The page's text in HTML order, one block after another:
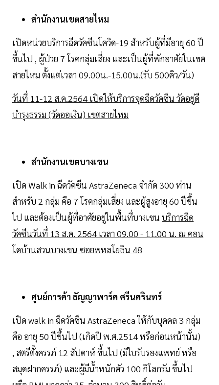
สำนักงานเขตสายไหม
เปิดหน่วยบริการฉีดวัคซีนโควิด-19 สำหรับผู้ที่มีอายุ 60 ปี
ขึ้นไป , ผู้ป่วย 7 โรคกลุ่มเสี่ยง และเป็นผู้ที่พักอาศัยในเขต
สายไหม ตั้งแต่เวลา 09.00น.-15.00น.(รับ 500คิว/วัน)
วันที่ 11-12 ส.ค.2564 เปิดให้บริการจุดฉีดวัคซีน วัดอยู่ดี
บำรุงธรรม (วัดออเงิน) เขตสายไหม
สำนักงานเขตบางเขน
เปิด Walk in ฉีดวัคซีน AstraZeneca จำกัด 300 ท่าน
สำหรับ 2 กลุ่ม คือ 7 โรคกลุ่มเสี่ยง และผู้สูงอายุ 60 ปีขึ้น
ไป และต้องเป็นผู้ที่อาศัยอยู่ในพื้นที่บางเขน บริการฉีด
วัคซีนวันที่ 13 ส.ค. 2564 เวลา 09.00 - 11.00 น. ณ คอน
โดบ้านสวนบางเขน ซอยพหลโยธิน 48
ศูนย์การค้า ธัญญาพาร์ค ศรีนครินทร์
เปิด walk in ฉีดวัคซีน AstraZeneca ให้กับบุคคล 3 กลุ่ม
คือ อายุ 50 ปีขึ้นไป (เกิดปี พ.ศ.2514 หรือก่อนหน้านั้น)
, สตรีตั้งครรภ์ 12 สัปดาห์ ขึ้นไป (มีใบรับรองแพทย์ หรือ
สมุดฝากครรภ์) และผู้มีน้ำหนักตัว 100 กิโลกรัม ขึ้นไป